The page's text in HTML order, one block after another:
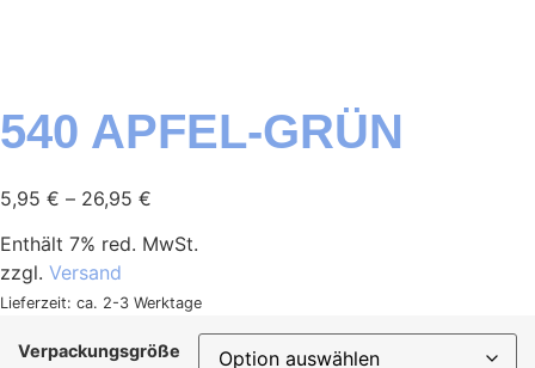
540 APFEL-GRÜN
5,95 € – 26,95 €
Enthält 7% red. MwSt.
zzgl. Versand
Lieferzeit: ca. 2-3 Werktage
Verpackungsgröße